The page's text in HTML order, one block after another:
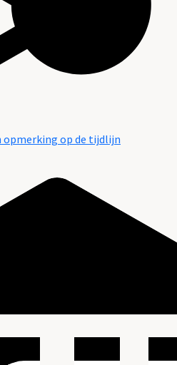
opmerking op de tijdlijn